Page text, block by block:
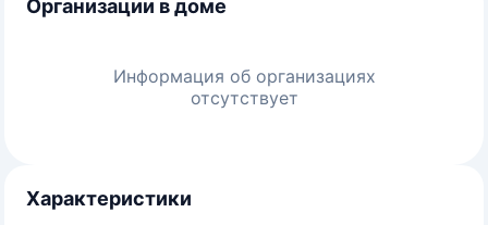
Организации в доме
Информация об организациях
отсутствует
Характеристики